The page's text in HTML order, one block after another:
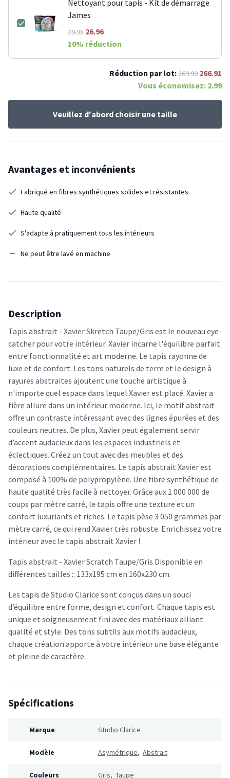
Nettoyant pour tapis - Kit de démarrage
James
29.9526.96
10% réduction
Réduction par lot:269.90 266.91
Vous économisez: 2.99
Veuillez d'abord choisir une taille
Avantages et inconvénients
Fabriqué en fibres synthétiques solides et résistantes
Haute qualité
S'adapte à pratiquement tous les intérieurs
Ne peut être lavé en machine
Description
Tapis abstrait - Xavier Skretch Taupe/Gris est le nouveau eye-
catcher pour votre intérieur. Xavier incarne l'équilibre parfait
entre fonctionnalité et art moderne. Le tapis rayonne de
luxe et de confort. Les tons naturels de terre et le design à
rayures abstraites ajoutent une touche artistique à
n'importe quel espace dans lequel Xavier est placé. Xavier a
fière allure dans un intérieur moderne. Ici, le motif abstrait
offre un contraste intéressant avec des lignes épurées et des
couleurs neutres. De plus, Xavier peut également servir
d’accent audacieux dans les espaces industriels et
éclectiques. Créez un tout avec des meubles et des
décorations complémentaires. Le tapis abstrait Xavier est
composé à 100% de polypropylène. Une fibre synthétique de
haute qualité très facile à nettoyer. Grâce aux 1 000 000 de
coups par mètre carré, le tapis offre une texture et un
confort luxuriants et riches. Le tapis pèse 3 050 grammes par
mètre carré, ce qui rend Xavier très robuste. Enrichissez votre
intérieur avec le tapis abstrait Xavier !
Tapis abstrait - Xavier Scratch Taupe/Gris Disponible en
différentes tailles :: 133x195 cm en 160x230 cm.
Les tapis de Studio Clarice sont conçus dans un souci
d’équilibre entre forme, design et confort. Chaque tapis est
unique et soigneusement fini avec des matériaux alliant
qualité et style. Des tons subtils aux motifs audacieux,
chaque création apporte à votre intérieur une base élégante
et pleine de caractère.
Spécifications
Marque Studio Clarice
Modèle Asymétrique, Abstrait
Couleurs Gris, Taupe